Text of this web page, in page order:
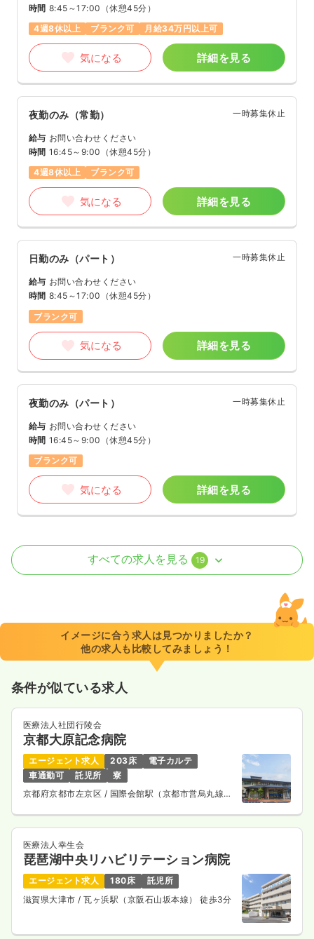
時間 8:45～17:00 （休憩45分）
4週8休以上
ブランク可 月給34万円以上可
気になる 詳細を見る
夜勤のみ（常勤） 一時募集休止
給与 お問い合わせください
時間 16:45～9:00 （休憩45分）
4週8休以上
ブランク可
気になる 詳細を見る
日勤のみ（パート） 一時募集休止
給与 お問い合わせください
時間 8:45～17:00 （休憩45分）
ブランク可
気になる 詳細を見る
夜勤のみ（パート） 一時募集休止
給与 お問い合わせください
時間 16:45～9:00 （休憩45分）
ブランク可
気になる 詳細を見る
病棟
8:45～17:00（休憩45分）
4週8休以上
担当業務未経験可
ブランク可
外来正看護師
日勤のみ（常勤） 一時募集休止
時間
8:45～17:00
4週8休以上
ブランク可
気になる
すべての求人を見る 19
イメージに合う求人は見つかりましたか？
他の求人も比較してみましょう！
条件が似ている求人
医療法人社団行陵会
京都大原記念病院
エージェント求人 203床
電子カルテ
車通勤可
託児所
寮
京都府京都市左京区 / 国際会館駅（京都市営烏丸線）
医療法人幸生会
琵琶湖中央リハビリテーション病院
エージェント求人 180床
託児所
滋賀県大津市 / 瓦ヶ浜駅（京阪石山坂本線） 徒歩3分